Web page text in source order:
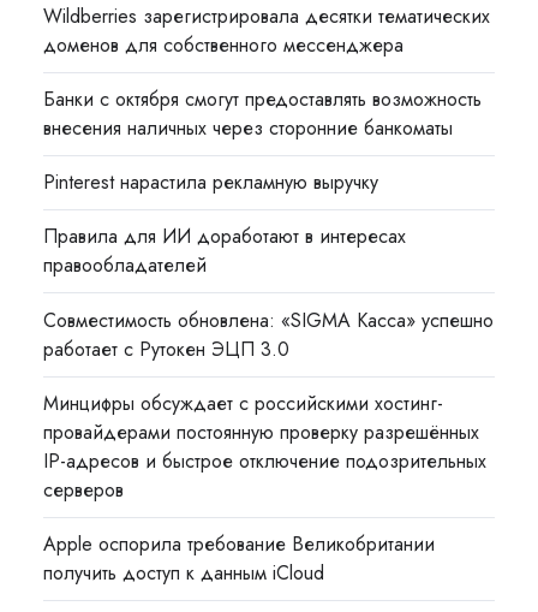
Wildberries зарегистрировала десятки тематических
доменов для собственного мессенджера
Банки с октября смогут предоставлять возможность
внесения наличных через сторонние банкоматы
Pinterest нарастила рекламную выручку
Правила для ИИ доработают в интересах
правообладателей
Совместимость обновлена: «SIGMA Касса» успешно
работает с Рутокен ЭЦП 3.0
Минцифры обсуждает с российскими хостинг-
провайдерами постоянную проверку разрешённых
IP-адресов и быстрое отключение подозрительных
серверов
Apple оспорила требование Великобритании
получить доступ к данным iCloud